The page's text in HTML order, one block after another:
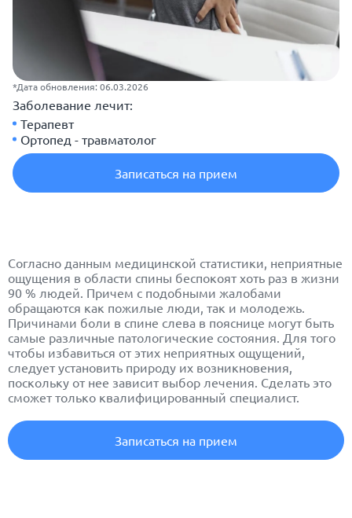
*Дата обновления: 06.03.2026
Заболевание лечит:
Терапевт
Ортопед - травматолог
Записаться на прием
Согласно данным медицинской статистики, неприятные
ощущения в области спины беспокоят хоть раз в жизни
90 % людей. Причем с подобными жалобами
обращаются как пожилые люди, так и молодежь.
Причинами боли в спине слева в пояснице могут быть
самые различные патологические состояния. Для того
чтобы избавиться от этих неприятных ощущений,
следует установить природу их возникновения,
поскольку от нее зависит выбор лечения. Сделать это
сможет только квалифицированный специалист.
Записаться на прием